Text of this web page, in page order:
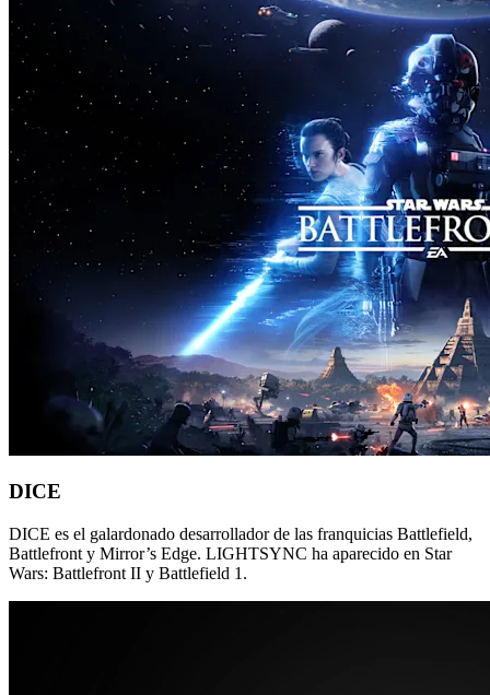
DICE
DICE es el galardonado desarrollador de las franquicias Battlefield,
Battlefront y Mirror’s Edge. LIGHTSYNC ha aparecido en Star
Wars: Battlefront II y Battlefield 1.